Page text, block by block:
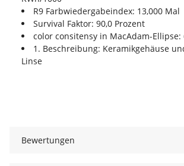
R9 Farbwiedergabeindex: 13,000 Mal
Survival Faktor: 90,0 Prozent
color consitensy in MacAdam-Ellipse:
1. Beschreibung: Keramikgehäuse
Linse
Bewertungen